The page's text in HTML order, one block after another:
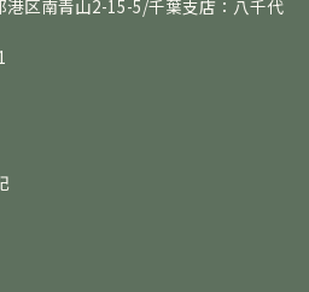
港区南青山2-15-5/千葉支店：八千代